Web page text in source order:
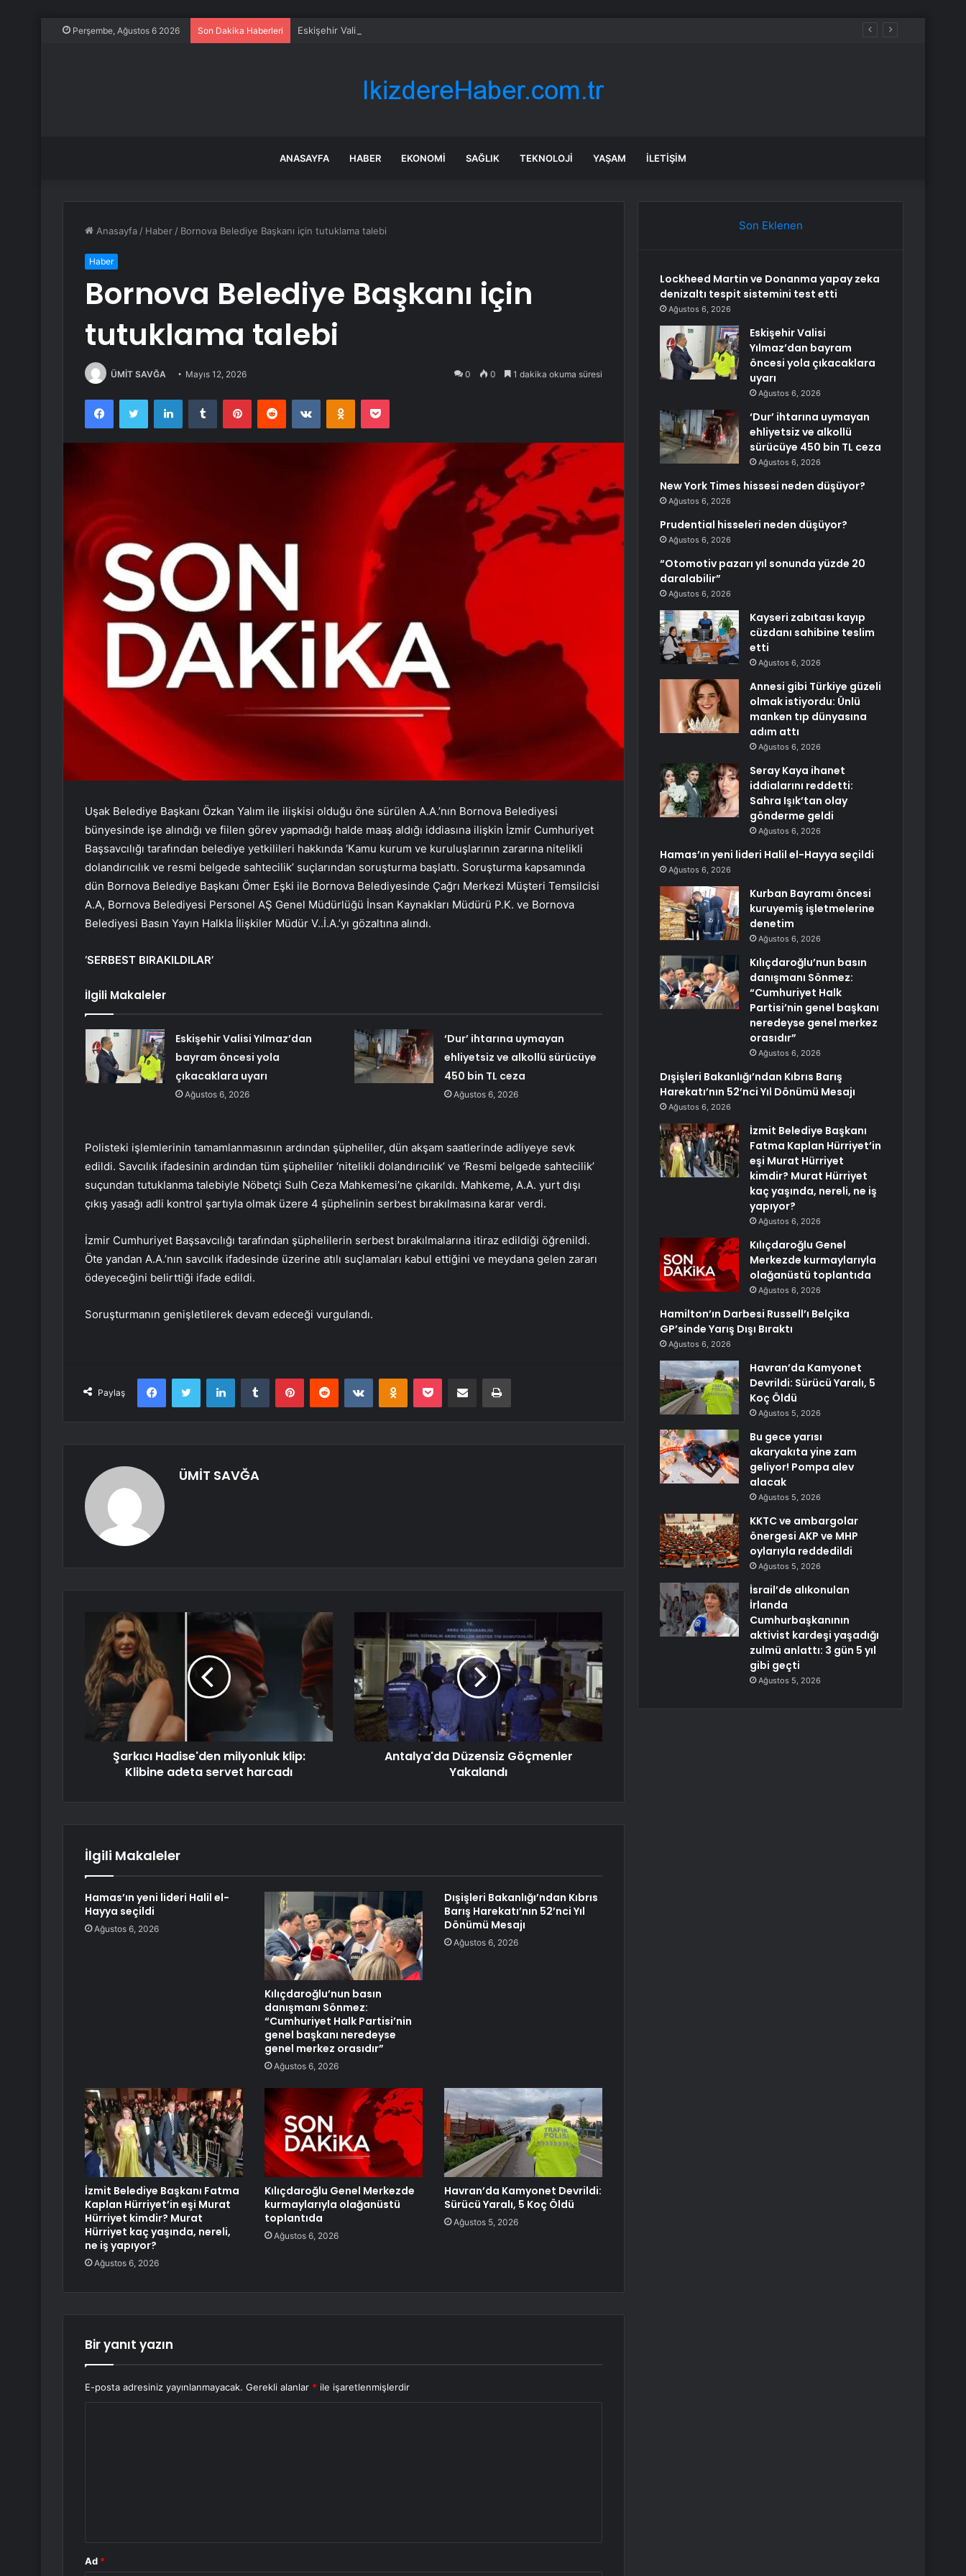
Perşembe, Ağustos 6 2026 Son Dakika Haberleri Eskişehir Valisi Yılmaz’dan bayram öncesi yola çıkacaklara uyarı
ANASAYFA HABER EKONOMI SAĞLIK TEKNOLOJI YAŞAM İLETIŞIM
Anasayfa / Haber / Bornova Belediye Başkanı için tutuklama talebi
Haber
Bornova Belediye Başkanı için
tutuklama talebi
ÜMİT SAVĞA Mayıs 12, 2026 0 0 1 dakika okuma süresi
FacebookTwitter LinkedInTumblr PinterestReddit VKontakteOdnoklassniki
Pocket
Uşak Belediye Başkanı Özkan Yalım ile ilişkisi olduğu öne sürülen A.A.’nın Bornova Belediyesi
bünyesinde işe alındığı ve fiilen görev yapmadığı halde maaş aldığı iddiasına ilişkin İzmir Cumhuriyet
Başsavcılığı tarafından belediye yetkilileri hakkında ‘Kamu kurum ve kuruluşlarının zararına nitelikli
dolandırıcılık ve resmi belgede sahtecilik’ suçlarından soruşturma başlattı. Soruşturma kapsamında
dün Bornova Belediye Başkanı Ömer Eşki ile Bornova Belediyesinde Çağrı Merkezi Müşteri Temsilcisi
A.A, Bornova Belediyesi Personel AŞ Genel Müdürlüğü İnsan Kaynakları Müdürü P.K. ve Bornova
Belediyesi Basın Yayın Halkla İlişkiler Müdür V..İ.A.’yı gözaltına alındı.
‘SERBEST BIRAKILDILAR’
İlgili Makaleler
Eskişehir Valisi Yılmaz’dan
bayram öncesi yola
çıkacaklara uyarı
Ağustos 6, 2026
‘Dur’ ihtarına uymayan
ehliyetsiz ve alkollü sürücüye
450 bin TL ceza
Ağustos 6, 2026
Polisteki işlemlerinin tamamlanmasının ardından şüpheliler, dün akşam saatlerinde adliyeye sevk
edildi. Savcılık ifadesinin ardından tüm şüpheliler ‘nitelikli dolandırıcılık’ ve ‘Resmi belgede sahtecilik’
suçundan tutuklanma talebiyle Nöbetçi Sulh Ceza Mahkemesi’ne çıkarıldı. Mahkeme, A.A. yurt dışı
çıkış yasağı adli kontrol şartıyla olmak üzere 4 şüphelinin serbest bırakılmasına karar verdi.
İzmir Cumhuriyet Başsavcılığı tarafından şüphelilerin serbest bırakılmalarına itiraz edildiği öğrenildi.
Öte yandan A.A.’nın savcılık ifadesinde üzerine atılı suçlamaları kabul ettiğini ve meydana gelen zararı
ödeyeceğini belirttiği ifade edildi.
Soruşturmanın genişletilerek devam edeceği vurgulandı.
Paylaş
FacebookTwitter LinkedInTumblr PinterestReddit VKontakteOdnoklassniki
Pocket E-Posta ile paylaş Yazdır
ÜMİT SAVĞA
Şarkıcı Hadise'den milyonluk klip:
Klibine adeta servet harcadı
Antalya'da Düzensiz Göçmenler
Yakalandı
İlgili Makaleler
Hamas’ın yeni lideri Halil el-
Hayya seçildi
Ağustos 6, 2026
Kılıçdaroğlu’nun basın
danışmanı Sönmez:
“Cumhuriyet Halk Partisi’nin
genel başkanı neredeyse
genel merkez orasıdır”
Ağustos 6, 2026
Dışişleri Bakanlığı’ndan Kıbrıs
Barış Harekatı’nın 52’nci Yıl
Dönümü Mesajı
Ağustos 6, 2026
İzmit Belediye Başkanı Fatma
Kaplan Hürriyet’in eşi Murat
Hürriyet kimdir? Murat
Hürriyet kaç yaşında, nereli,
ne iş yapıyor?
Ağustos 6, 2026
Kılıçdaroğlu Genel Merkezde
kurmaylarıyla olağanüstü
toplantıda
Ağustos 6, 2026
Havran’da Kamyonet Devrildi:
Sürücü Yaralı, 5 Koç Öldü
Ağustos 5, 2026
Bir yanıt yazın
E-posta adresiniz yayınlanmayacak. Gerekli alanlar * ile işaretlenmişlerdir
Ad *
Son Eklenen
Lockheed Martin ve Donanma yapay zeka
denizaltı tespit sistemini test etti
Ağustos 6, 2026
Eskişehir Valisi
Yılmaz’dan bayram
öncesi yola çıkacaklara
uyarı
Ağustos 6, 2026
‘Dur’ ihtarına uymayan
ehliyetsiz ve alkollü
sürücüye 450 bin TL ceza
Ağustos 6, 2026
New York Times hissesi neden düşüyor?
Ağustos 6, 2026
Prudential hisseleri neden düşüyor?
Ağustos 6, 2026
“Otomotiv pazarı yıl sonunda yüzde 20
daralabilir”
Ağustos 6, 2026
Kayseri zabıtası kayıp
cüzdanı sahibine teslim
etti
Ağustos 6, 2026
Annesi gibi Türkiye güzeli
olmak istiyordu: Ünlü
manken tıp dünyasına
adım attı
Ağustos 6, 2026
Seray Kaya ihanet
iddialarını reddetti:
Sahra Işık’tan olay
gönderme geldi
Ağustos 6, 2026
Hamas’ın yeni lideri Halil el-Hayya seçildi
Ağustos 6, 2026
Kurban Bayramı öncesi
kuruyemiş işletmelerine
denetim
Ağustos 6, 2026
Kılıçdaroğlu’nun basın
danışmanı Sönmez:
“Cumhuriyet Halk
Partisi’nin genel başkanı
neredeyse genel merkez
orasıdır”
Ağustos 6, 2026
Dışişleri Bakanlığı’ndan Kıbrıs Barış
Harekatı’nın 52’nci Yıl Dönümü Mesajı
Ağustos 6, 2026
İzmit Belediye Başkanı
Fatma Kaplan Hürriyet’in
eşi Murat Hürriyet
kimdir? Murat Hürriyet
kaç yaşında, nereli, ne iş
yapıyor?
Ağustos 6, 2026
Kılıçdaroğlu Genel
Merkezde kurmaylarıyla
olağanüstü toplantıda
Ağustos 6, 2026
Hamilton’ın Darbesi Russell’ı Belçika
GP’sinde Yarış Dışı Bıraktı
Ağustos 6, 2026
Havran’da Kamyonet
Devrildi: Sürücü Yaralı, 5
Koç Öldü
Ağustos 5, 2026
Bu gece yarısı
akaryakıta yine zam
geliyor! Pompa alev
alacak
Ağustos 5, 2026
KKTC ve ambargolar
önergesi AKP ve MHP
oylarıyla reddedildi
Ağustos 5, 2026
İsrail’de alıkonulan
İrlanda
Cumhurbaşkanının
aktivist kardeşi yaşadığı
zulmü anlattı: 3 gün 5 yıl
gibi geçti
Ağustos 5, 2026